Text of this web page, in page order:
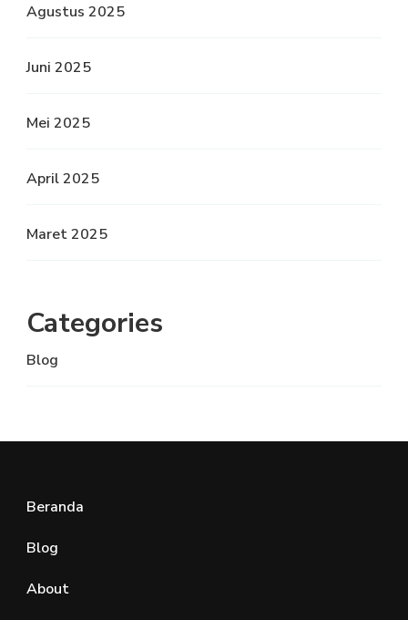
Agustus 2025
Juni 2025
Mei 2025
April 2025
Maret 2025
Categories
Blog
Beranda
Blog
About